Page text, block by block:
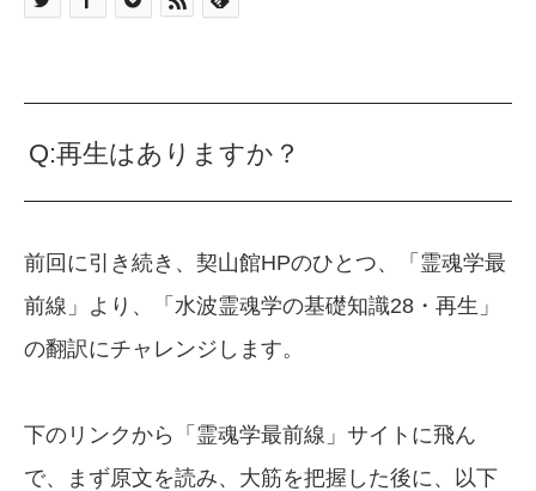
Q:再生はありますか？
前回に引き続き、契山館HPのひとつ、「霊魂学最
前線」より、「水波霊魂学の基礎知識28・再生」
の翻訳にチャレンジします。
下のリンクから「霊魂学最前線」サイトに飛ん
で、まず原文を読み、大筋を把握した後に、以下